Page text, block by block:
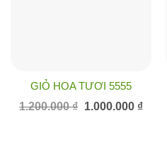
GIỎ HOA TƯƠI 5555
1.200.000₫
Giá
gốc
1.000.000 ₫Giá